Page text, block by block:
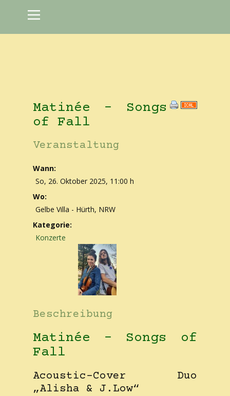
Matinée - Songs
of Fall
Veranstaltung
Wann:
So, 26. Oktober 2025, 11:00 h
Wo:
Gelbe Villa - Hürth, NRW
Kategorie:
Konzerte
Beschreibung
Matinée - Songs of
Fall
Acoustic-Cover Duo
„Alisha & J.Low“